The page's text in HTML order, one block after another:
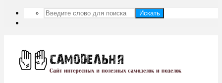
Искать